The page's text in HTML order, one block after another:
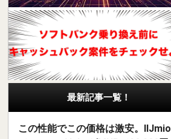
最新記事一覧！
この性能でこの価格は激安。IIJmio